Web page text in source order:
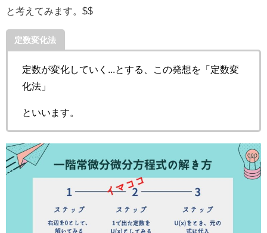
と考えてみます。$$
定数変化法
定数が変化していく...とする、この発想を「 定数変
化法 」
といいます。